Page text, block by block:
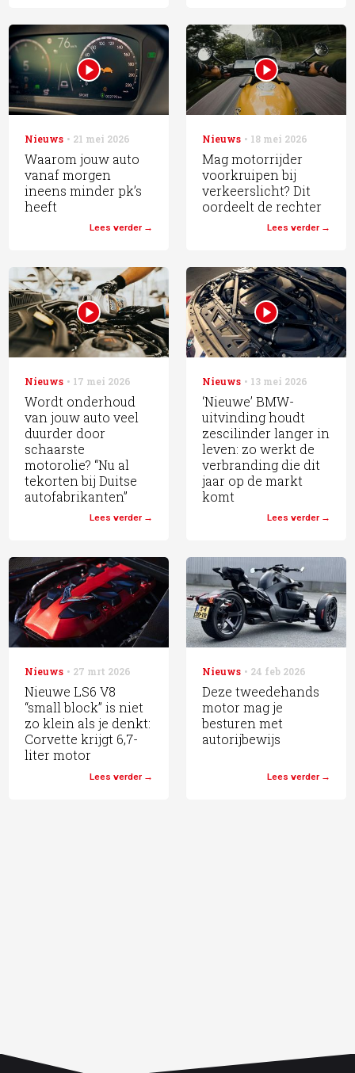
Nieuws 21 mei 2026
Waarom jouw auto
vanaf morgen
ineens minder pk’s
heeft
Lees verder
Nieuws 18 mei 2026
Mag motorrijder
voorkruipen bij
verkeerslicht? Dit
oordeelt de rechter
Lees verder
Nieuws 17 mei 2026
Wordt onderhoud
van jouw auto veel
duurder door
schaarste
motorolie? “Nu al
tekorten bij Duitse
autofabrikanten”
Lees verder
Nieuws 13 mei 2026
‘Nieuwe’ BMW-
uitvinding houdt
zescilinder langer in
leven: zo werkt de
verbranding die dit
jaar op de markt
komt
Lees verder
Nieuws 27 mrt 2026
Nieuwe LS6 V8
“small block” is niet
zo klein als je denkt:
Corvette krijgt 6,7-
liter motor
Lees verder
Nieuws 24 feb 2026
Deze tweedehands
motor mag je
besturen met
autorijbewijs
Lees verder